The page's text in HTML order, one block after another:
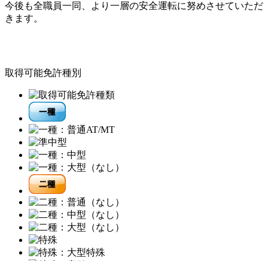
今後も全職員一同、より一層の安全運転に努めさせていただ
きます。
取得可能免許種別